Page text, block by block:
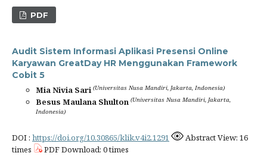
PDF
Audit Sistem Informasi Aplikasi Presensi Online
Karyawan GreatDay HR Menggunakan Framework
Cobit 5
Mia Nivia Sari (Universitas Nusa Mandiri, Jakarta, Indonesia)
Besus Maulana Shulton (Universitas Nusa Mandiri, Jakarta,
Indonesia)
DOI : https://doi.org/10.30865/klik.v4i2.1291
Abstract View: 16
times
PDF Download: 0 times